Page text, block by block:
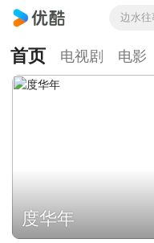
边水往
首页 电视剧 电影
度华年